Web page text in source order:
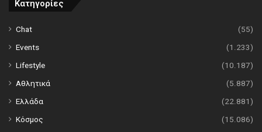
Κατηγορίες
Chat
(55)
Events
(1.233)
Lifestyle
(10.187)
Αθλητικά
(5.887)
Ελλάδα
(22.881)
Κόσμος
(15.086)